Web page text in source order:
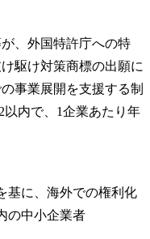
、外国特許庁への特
駆け対策商標の出願に
事業展開を支援する制
以内で、1企業あたり年
基に、海外での権利化
の中小企業者